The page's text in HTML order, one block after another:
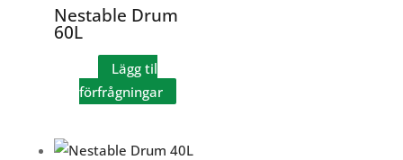
Nestable Drum
60L
Lägg til
förfrågningar